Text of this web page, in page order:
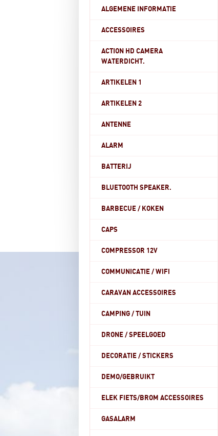
ALGEMENE INFORMATIE
ACCESSOIRES
ACTION HD CAMERA
WATERDICHT.
ARTIKELEN 1
ARTIKELEN 2
ANTENNE
ALARM
BATTERIJ
BLUETOOTH SPEAKER.
BARBECUE / KOKEN
CAPS
COMPRESSOR 12V
COMMUNICATIE / WIFI
CARAVAN ACCESSOIRES
CAMPING / TUIN
DRONE / SPEELGOED
DECORATIE / STICKERS
DEMO/GEBRUIKT
ELEK FIETS/BROM ACCESSOIRES
GASALARM